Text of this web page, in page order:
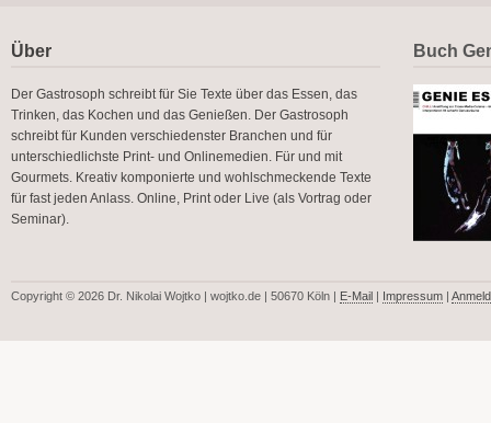
Über
Der Gastrosoph schreibt für Sie Texte über das Essen, das
Trinken, das Kochen und das Genießen. Der Gastrosoph
schreibt für Kunden verschiedenster Branchen und für
unterschiedlichste Print- und Onlinemedien. Für und mit
Gourmets. Kreativ komponierte und wohlschmeckende Texte
für fast jeden Anlass. Online, Print oder Live (als Vortrag oder
Seminar).
Buch
Copyright © 2026 Dr. Nikolai Wojtko | wojtko.de | 50670 Köln | E-Mail | Impressum |